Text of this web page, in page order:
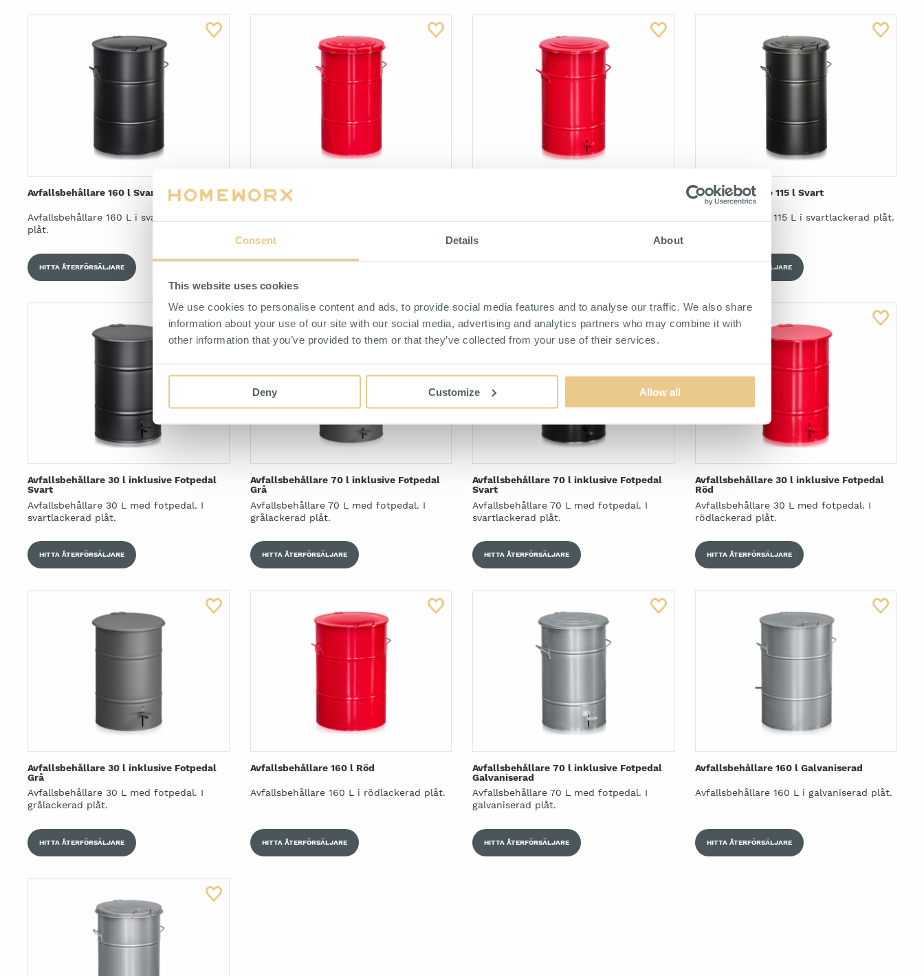
Consent Details About
This website uses cookies
We use cookies to personalise content and ads, to provide social media features and to analyse our traffic. We also share
information about your use of our site with our social media, advertising and analytics partners who may combine it with
other information that you’ve provided to them or that they’ve collected from your use of their services.
Deny Customize Allow all
Avfallsbehållare 160 l Svart
Avfallsbehållare 160 L i svartlackerad
plåt.
HITTA ÅTERFÖRSÄLJARE
Avfallsbehållare 115 l Röd Avfallsbehållare 115 l Svart
Avfallsbehållare 115 L i svartlackerad plåt.
HITTA ÅTERFÖRSÄLJARE
Avfallsbehållare 30 l inklusive Fotpedal
Svart
Avfallsbehållare 30 L med fotpedal. I
svartlackerad plåt.
HITTA ÅTERFÖRSÄLJARE
Avfallsbehållare 70 l inklusive Fotpedal
Grå
Avfallsbehållare 70 L med fotpedal. I
grålackerad plåt.
HITTA ÅTERFÖRSÄLJARE
Avfallsbehållare 70 l inklusive Fotpedal
Svart
Avfallsbehållare 70 L med fotpedal. I
svartlackerad plåt.
HITTA ÅTERFÖRSÄLJARE
Avfallsbehållare 30 l inklusive Fotpedal
Röd
Avfallsbehållare 30 L med fotpedal. I
rödlackerad plåt.
HITTA ÅTERFÖRSÄLJARE
Avfallsbehållare 30 l inklusive Fotpedal
Grå
Avfallsbehållare 30 L med fotpedal. I
grålackerad plåt.
HITTA ÅTERFÖRSÄLJARE
Avfallsbehållare 160 l Röd
Avfallsbehållare 160 L i rödlackerad plåt.
HITTA ÅTERFÖRSÄLJARE
Avfallsbehållare 70 l inklusive Fotpedal
Galvaniserad
Avfallsbehållare 70 L med fotpedal. I
galvaniserad plåt.
HITTA ÅTERFÖRSÄLJARE
Avfallsbehållare 160 l Galvaniserad
Avfallsbehållare 160 L i galvaniserad plåt.
HITTA ÅTERFÖRSÄLJARE